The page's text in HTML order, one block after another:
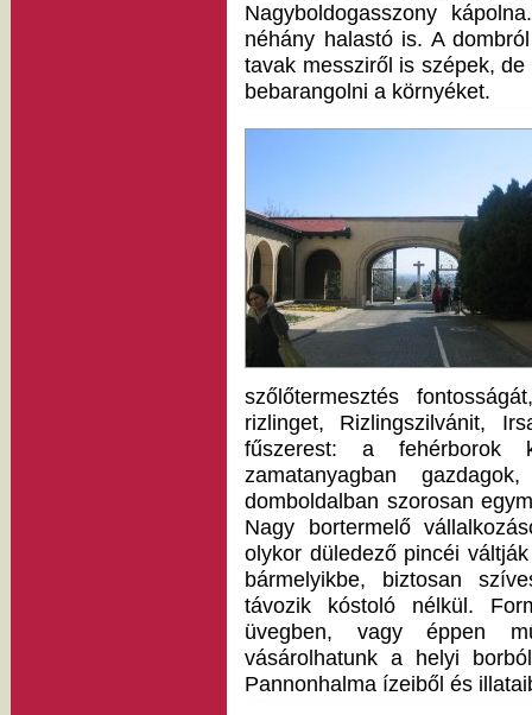
Nagyboldogasszony
néhány halastó is. A
tavak messziről is szépek,
bebarangolni a környéket.
szőlőtermesztés
rizlinget, Rizlingszilvánit,
fűszerest: a fehérborok
zamatanyagban
domboldalban szorosan
Nagy bortermelő
olykor düledező pincéi
bármelyikbe, biztosan
távozik kóstoló nélkül.
üvegben, vagy éppen
vásárolhatunk a helyi
Pannonhalma ízeiből és